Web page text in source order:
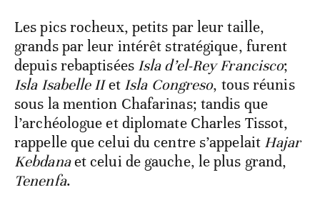
Les pics rocheux, petits par leur taille,
grands par leur intérêt stratégique, furent
depuis rebaptisées Isla d’el-Rey Francisco;
Isla Isabelle IIet Isla Congreso, tous réunis
sous la mention Chafarinas; tandis que
l’archéologue et diplomate Charles Tissot,
rappelle que celui du centre s’appelait Hajar
Kebdanaet celui de gauche, le plus grand,
Tenenfa.